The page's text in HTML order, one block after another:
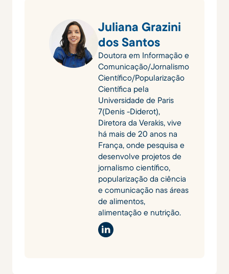
Juliana Grazini
dos Santos
Doutora em Informação e
Comunicação/Jornalismo
Científico/Popularização
Científica pela
Universidade de Paris
7(Denis -Diderot),
Diretora da Verakis, vive
há mais de 20 anos na
França, onde pesquisa e
desenvolve projetos de
jornalismo científico,
popularização da ciência
e comunicação nas áreas
de alimentos,
alimentação e nutrição.